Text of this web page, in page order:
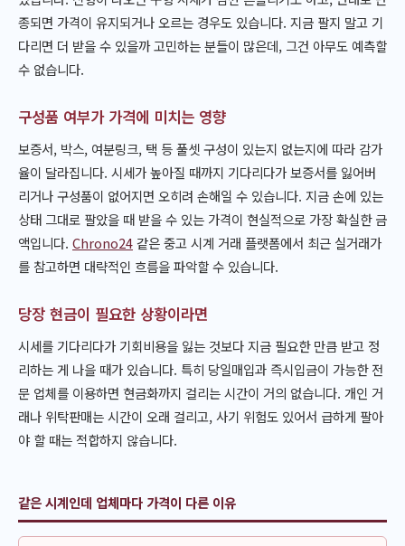
종되면 가격이 유지되거나 오르는 경우도 있습니다. 지금 팔지 말고 기
다리면 더 받을 수 있을까 고민하는 분들이 많은데, 그건 아무도 예측할
수 없습니다.
구성품 여부가 가격에 미치는 영향
보증서, 박스, 여분링크, 택 등 풀셋 구성이 있는지 없는지에 따라 감가
율이 달라집니다. 시세가 높아질 때까지 기다리다가 보증서를 잃어버
리거나 구성품이 없어지면 오히려 손해일 수 있습니다. 지금 손에 있는
상태 그대로 팔았을 때 받을 수 있는 가격이 현실적으로 가장 확실한 금
액입니다. Chrono24같은 중고 시계 거래 플랫폼에서 최근 실거래가
를 참고하면 대략적인 흐름을 파악할 수 있습니다.
당장 현금이 필요한 상황이라면
시세를 기다리다가 기회비용을 잃는 것보다 지금 필요한 만큼 받고 정
리하는 게 나을 때가 있습니다. 특히 당일매입과 즉시입금이 가능한 전
문 업체를 이용하면 현금화까지 걸리는 시간이 거의 없습니다. 개인 거
래나 위탁판매는 시간이 오래 걸리고, 사기 위험도 있어서 급하게 팔아
야 할 때는 적합하지 않습니다.
같은 시계인데 업체마다 가격이 다른 이유